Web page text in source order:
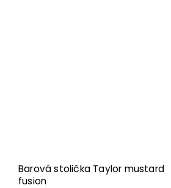
Barová stolička Taylor mustard
fusion